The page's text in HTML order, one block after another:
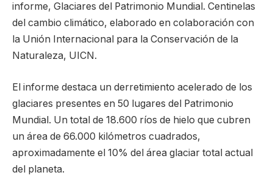
informe, Glaciares del Patrimonio Mundial. Centinelas
del cambio climático, elaborado en colaboración con
la Unión Internacional para la Conservación de la
Naturaleza, UICN.
El informe destaca un derretimiento acelerado de los
glaciares presentes en 50 lugares del Patrimonio
Mundial. Un total de 18.600 ríos de hielo que cubren
un área de 66.000 kilómetros cuadrados,
aproximadamente el 10% del área glaciar total actual
del planeta.